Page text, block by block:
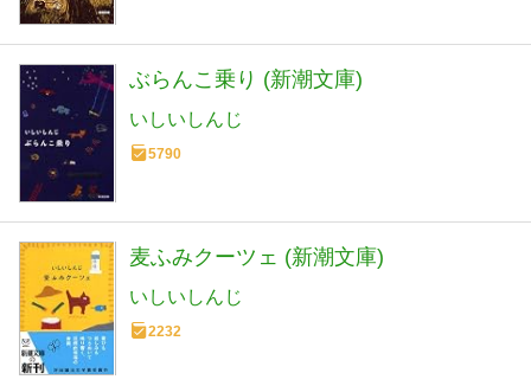
ぶらんこ乗り (新潮文庫)
いしいしんじ
5790
麦ふみクーツェ (新潮文庫)
いしいしんじ
2232